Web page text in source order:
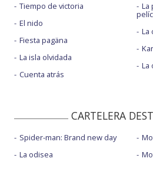
Tiempo de victoria
El nido
Fiesta pagäna
La isla olvidada
Cuenta atrás
La
La
La
CARTELERA
Spider-man: Brand new day
La odisea